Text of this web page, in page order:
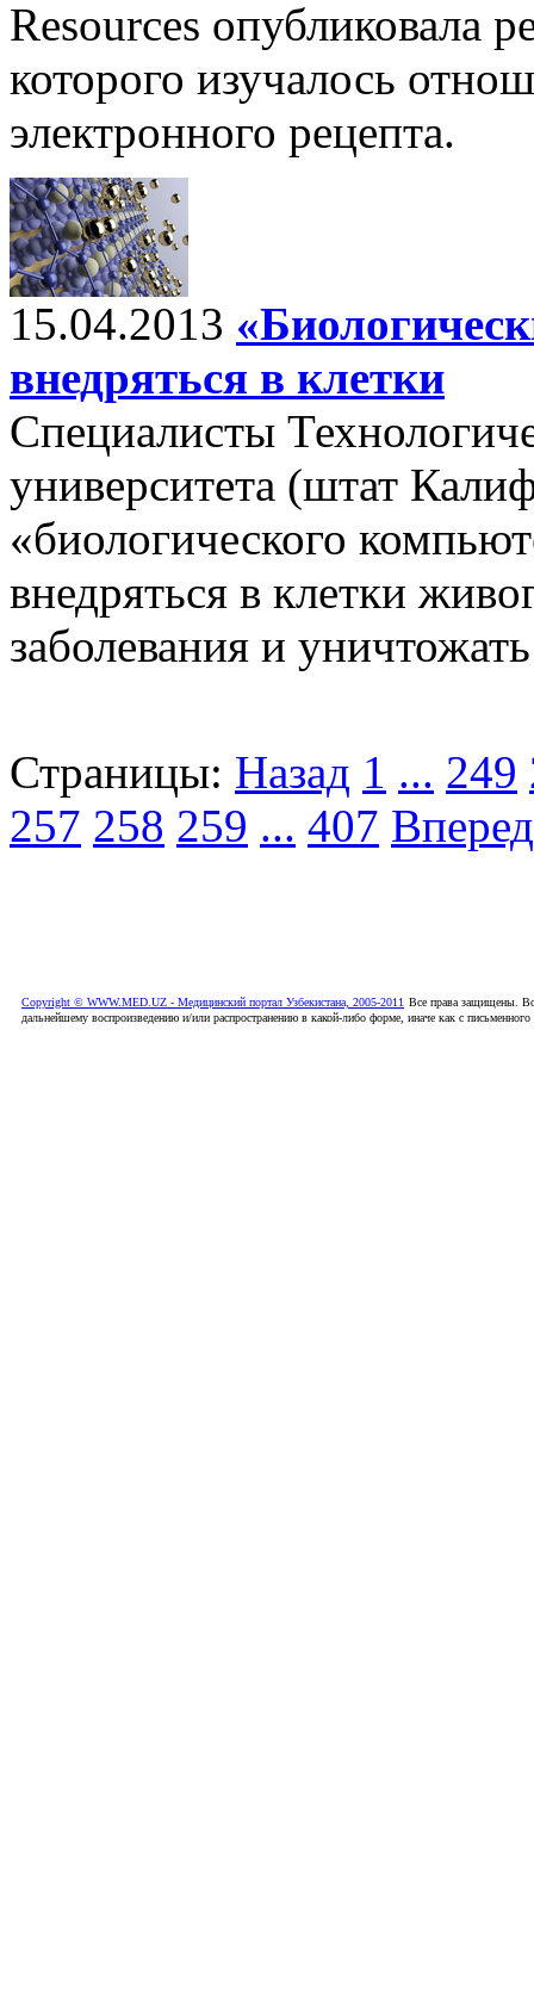
Resources опубликовала
которого изучалось
электронного рецепта.
15.04.2013
внедряться в клетки
Специалисты
университета (штат
«биологического
внедряться в клетки
заболевания и
Страницы: Назад 1 ... 249
257 258 259 ... 407 Вперед
Copyright © WWW.MED.UZ - Медицинский портал Узбекистана, 2005-2011 Все права защищены.
дальнейшему воспроизведению и/или распространению в какой-либо форме, иначе как с